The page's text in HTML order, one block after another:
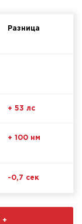
Разница
+ 53 лс
+ 100 нм
-0,7 сек
+